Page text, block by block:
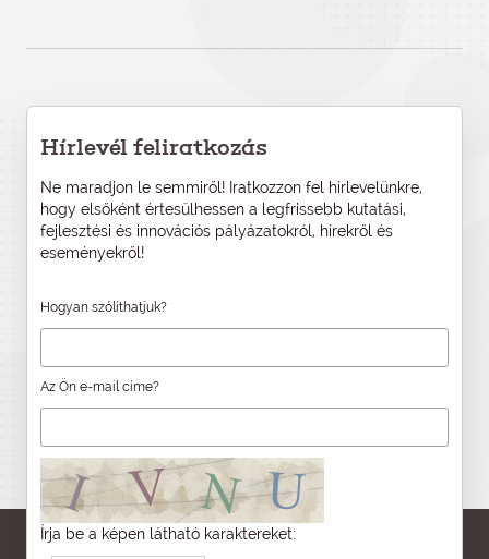
Hírlevél feliratkozás
Ne maradjon le semmiről! Iratkozzon fel hírlevelünkre,
hogy elsőként értesülhessen a legfrissebb kutatási,
fejlesztési és innovációs pályázatokról, hírekről és
eseményekről!
Hogyan szólíthatjuk?
Az Ön e-mail címe?
Írja be a képen látható karaktereket: